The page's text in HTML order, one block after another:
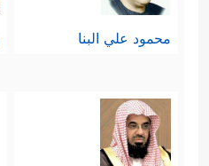
محمود علي البنا